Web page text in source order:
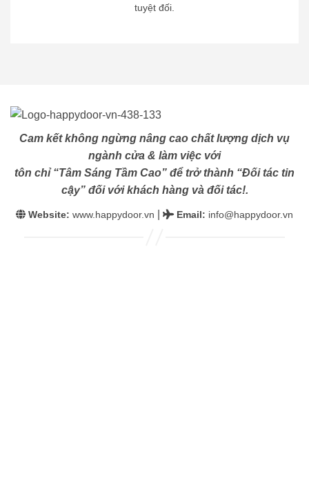
tuyệt đối.
Cam kết không ngừng nâng cao chất lượng dịch vụ
ngành cửa & làm việc với
tôn chỉ “Tâm Sáng Tầm Cao” để trở thành “Đối tác tin
cậy” đối với khách hàng và đối tác!.
Website: www.happydoor.vn Email: info@happydoor.vn